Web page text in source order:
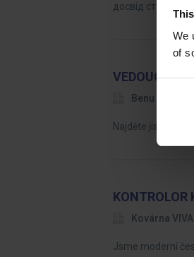
We
of
досвід
VEDOUCÍ
Benu
Najděte jistotu
KONTROLOR
Kovárna VIVA
Jsme moderní